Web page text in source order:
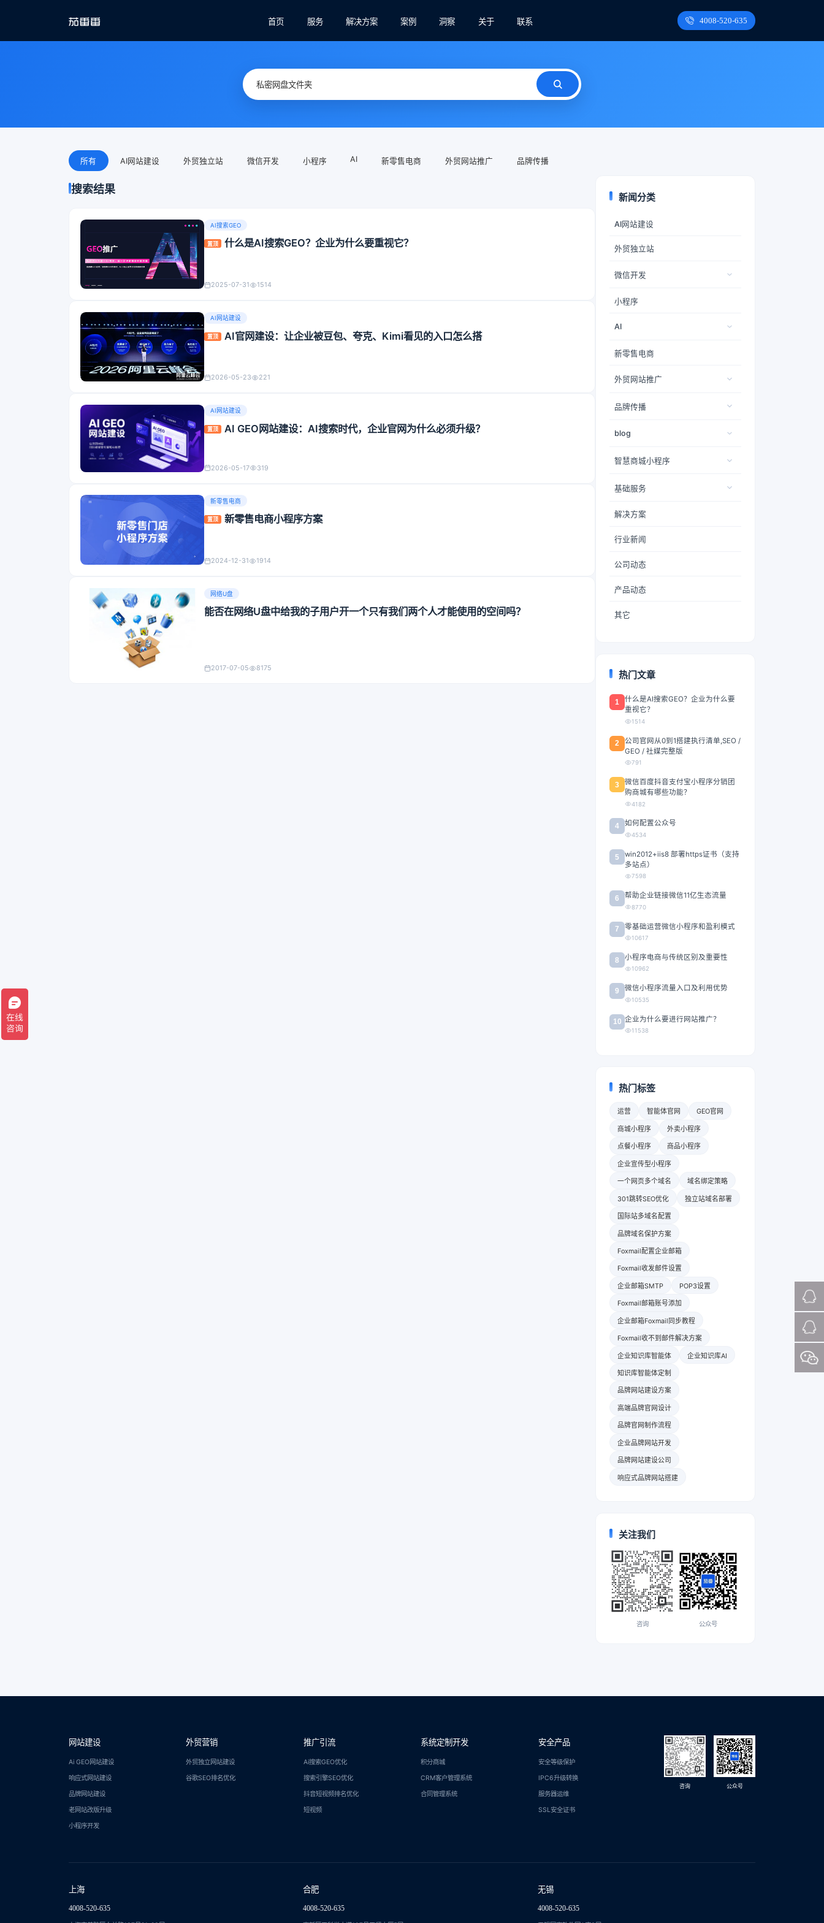
首页 服务 解决方案 案例 洞察 关于 联系 4008-520-635
所有 AI网站建设 外贸独立站 微信开发 小程序 AI 新零售电商 外贸网站推广 品牌传播
搜索结果
AI搜索GEO
置顶 什么是AI搜索GEO？企业为什么要重视它？
2025-07-31 1514
AI网站建设
置顶 AI官网建设：让企业被豆包、夸克、Kimi看见的入口怎么搭
2026-05-23 221
AI网站建设
置顶 AI GEO网站建设：AI搜索时代，企业官网为什么必须升级？
2026-05-17 319
新零售电商
置顶 新零售电商小程序方案
2024-12-31 1914
网络U盘
能否在网络U盘中给我的子用户开一个只有我们两个人才能使用的空间吗？
2017-07-05 8175
新闻分类
AI网站建设
外贸独立站
微信开发
小程序
AI
新零售电商
外贸网站推广
品牌传播
blog
智慧商城小程序
基础服务
解决方案
行业新闻
公司动态
产品动态
其它
热门文章
1
什么是AI搜索GEO？企业为什么要
重视它？
1514
2
公司官网从0到1搭建执行清单,SEO /
GEO / 社媒完整版
791
3
微信百度抖音支付宝小程序分销团
购商城有哪些功能？
4182
4 如何配置公众号
4534
5
win2012+iis8 部署https证书（支持
多站点）
7598
6 帮助企业链接微信11亿生态流量
8770
7 零基础运营微信小程序和盈利模式
10617
8 小程序电商与传统区别及重要性
10962
9 微信小程序流量入口及利用优势
10535
10 企业为什么要进行网站推广？
11538
热门标签
运营 智能体官网 GEO官网
商城小程序 外卖小程序
点餐小程序 商品小程序
企业宣传型小程序
一个网页多个域名 域名绑定策略
301跳转SEO优化 独立站域名部署
国际站多域名配置
品牌域名保护方案
Foxmail配置企业邮箱
Foxmail收发邮件设置
企业邮箱SMTP POP3设置
Foxmail邮箱账号添加
企业邮箱Foxmail同步教程
Foxmail收不到邮件解决方案
企业知识库智能体 企业知识库AI
知识库智能体定制
品牌网站建设方案
高端品牌官网设计
品牌官网制作流程
企业品牌网站开发
品牌网站建设公司
响应式品牌网站搭建
关注我们
咨询 公众号
网站建设
Ai GEO网站建设
响应式网站建设
品牌网站建设
老网站改版升级
小程序开发
外贸营销
外贸独立网站建设
谷歌SEO排名优化
推广引流
Ai搜索GEO优化
搜索引擎SEO优化
抖音短视频排名优化
短视频
系统定制开发
积分商城
CRM客户管理系统
合同管理系统
安全产品
安全等级保护
IPC6升级转换
服务器运维
SSL安全证书
咨询 公众号
上海
4008-520-635
合肥
4008-520-635
无锡
4008-520-635